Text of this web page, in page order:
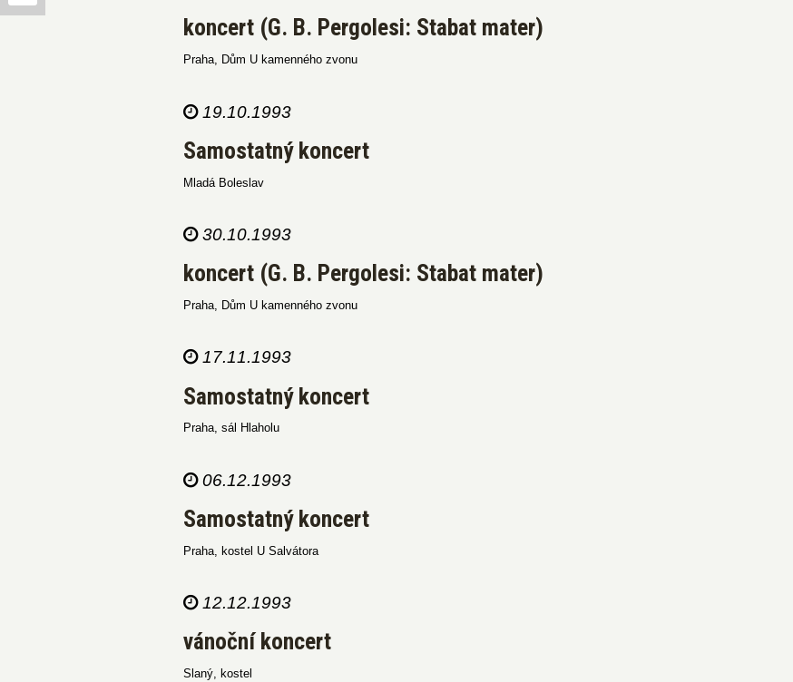
koncert (G. B. Pergolesi: Stabat mater)
Praha, Dům U kamenného zvonu
19.10.1993
Samostatný koncert
Mladá Boleslav
30.10.1993
koncert (G. B. Pergolesi: Stabat mater)
Praha, Dům U kamenného zvonu
17.11.1993
Samostatný koncert
Praha, sál Hlaholu
06.12.1993
Samostatný koncert
Praha, kostel U Salvátora
12.12.1993
vánoční koncert
Slaný, kostel